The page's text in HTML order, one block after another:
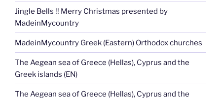
Jingle Bells !! Merry Christmas presented by
MadeinMycountry
MadeinMycountry Greek (Eastern) Orthodox churches
The Aegean sea of Greece (Hellas), Cyprus and the
Greek islands (EN)
The Aegean sea of Greece (Hellas), Cyprus and the